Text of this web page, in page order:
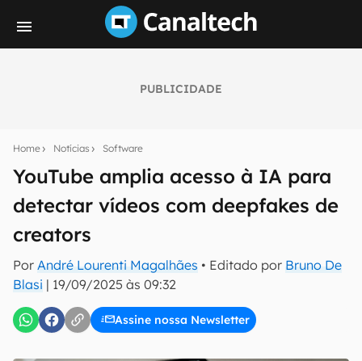
PUBLICIDADE
Home Notícias Software
YouTube amplia acesso à IA para
detectar vídeos com deepfakes de
creators
Por André Lourenti Magalhães • Editado por Bruno De
Blasi | 19/09/2025 às 09:32
Assine nossa Newsletter
notícias e reviews sobre tecnologia em primeira
mão.
E-mail
inscreva-se
Confirmo que li, aceito e concordo com os Termos de
Uso e Política de Privacidade do Canaltech.